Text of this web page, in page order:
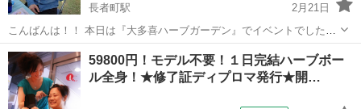
長者町駅
2月21日
こんばんは！！ 本日は『大多喜ハーブガーデン』でイベントでした
(^^) お陰さまで大盛況でした。 リピーターのお客様も来てくださり本
当に嬉しかったです😃 皆さんのお役に少しでもアロマが役立てばと思
い第１、第３...
千葉 いすみ市 長者町駅 アロマ
59800円！モデル不要！１日完結ハーブボー
ル全身！★修了証ディプロマ発行★開…